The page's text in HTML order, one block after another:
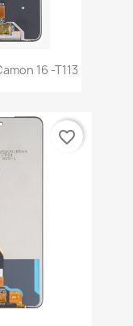
16 -t113
favorite_border